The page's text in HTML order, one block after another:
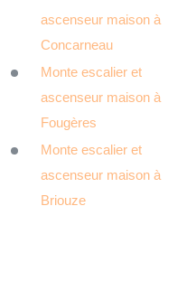
ascenseur maison à
Concarneau
Monte escalier et
ascenseur maison à
Fougères
Monte escalier et
ascenseur maison à
Briouze